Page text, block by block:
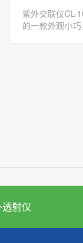
紫外交联仪CL-
的一款外观小
射仪